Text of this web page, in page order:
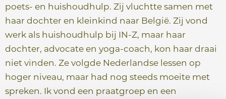
poets- en huishoudhulp. Zij vluchtte samen met
haar dochter en kleinkind naar België. Zij vond
werk als huishoudhulp bij IN-Z, maar haar
dochter, advocate en yoga-coach, kon haar draai
niet vinden. Ze volgde Nederlandse lessen op
hoger niveau, maar had nog steeds moeite met
spreken. Ik vond een praatgroep en een